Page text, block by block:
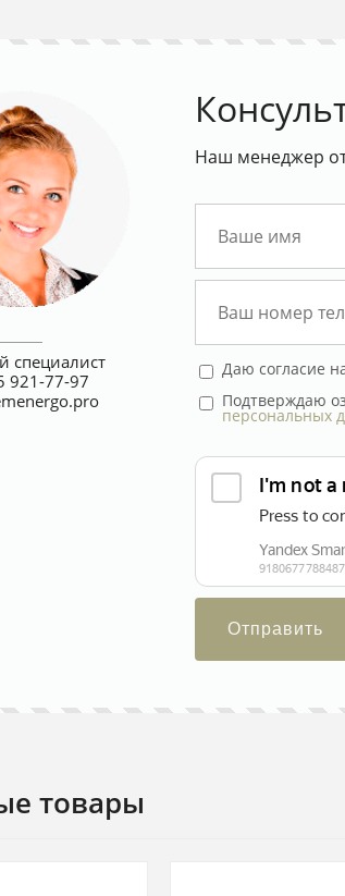
специалист
921-77-97
Наш менеджер
Даю согласие
Подтверждаю
персональных
Отправить
товары